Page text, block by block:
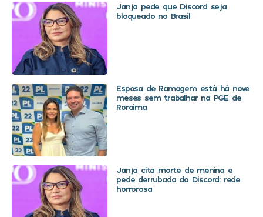
Janja pede que Discord seja
bloqueado no Brasil
Esposa de Ramagem está há nove
meses sem trabalhar na PGE de
Roraima
Janja cita morte de menina e
pede derrubada do Discord: rede
horrorosa